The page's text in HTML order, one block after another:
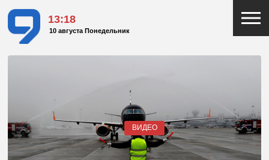
13:18
10 августа Понедельник
ВИДЕО